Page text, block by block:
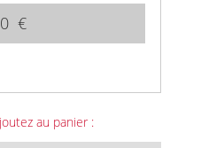
€
au panier :